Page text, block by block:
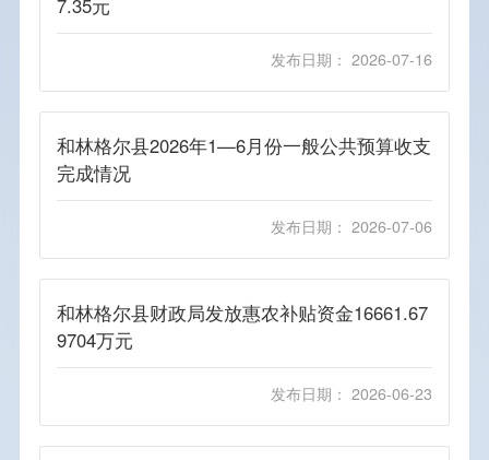
发布日期： 2026-07-16
和林格尔县2026年1—6月份一般公共预算收支
完成情况
发布日期： 2026-07-06
和林格尔县财政局发放惠农补贴资金16661.67
9704万元
发布日期： 2026-06-23